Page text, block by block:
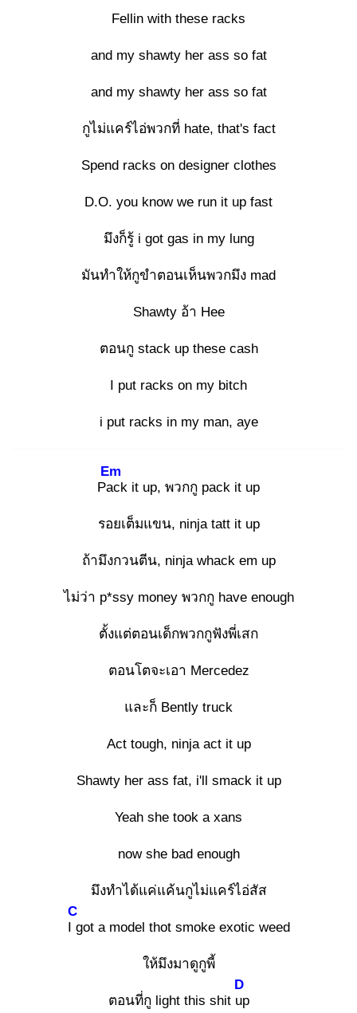
Fellin with these racks
and my shawty her ass so fat
and my shawty her ass so fat
กูไม่แคร์ไอ่พวกที่ hate, that's fact
Spend racks on designer clothes
D.O. you know we run it up fast
มึงก็รู้ i got gas in my lung
มันทำให้กูขำตอนเห็นพวกมึง mad
Shawty อ้า Hee
ตอนกู stack up these cash
I put racks on my bitch
i put racks in my man, aye
Pac
Em
k it up, พวกกู pack it up
รอยเต็มแขน, ninja tatt it up
ถ้ามึงกวนตีน, ninja whack em up
ไม่ว่า p*ssy money พวกกู have enough
ตั้งแต่ตอนเด็กพวกกูฟังพี่เสก
ตอนโตจะเอา Mercedez
และก็ Bently truck
Act tough, ninja act it up
Shawty her ass fat, i'll smack it up
Yeah she took a xans
now she bad enough
มึงทำได้แค่แค้นกูไม่แคร์ไอ่สัส
I g
C
ot a model thot smoke exotic weed
ให้มึงมาดูกูพี้
ตอนที่กู light this shit up
D